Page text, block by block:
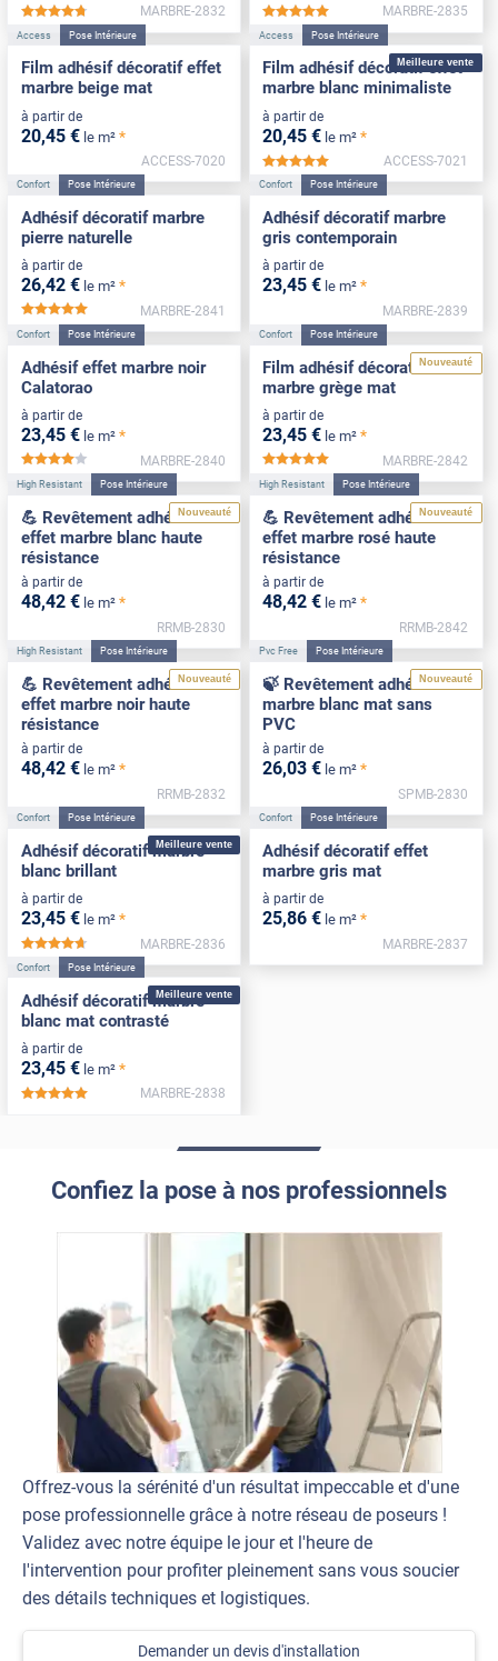
***** MARBRE-2832 MARBRE-2835
Access Pose Intérieure
Film adhésif décoratif effet
marbre beige mat
à partir de
20,45 € le m² *
ACCESS-7020
Meilleure vente
Access Pose Intérieure
Film adhésif décoratif effet
marbre blanc minimaliste
à partir de
20,45 € le m² *
ACCESS-7021
Confort Pose Intérieure
Adhésif décoratif marbre
pierre naturelle
à partir de
26,42 € le m² *
MARBRE-2841
Confort Pose Intérieure
Adhésif décoratif marbre
gris contemporain
à partir de
23,45 € le m² *
MARBRE-2839
Confort Pose Intérieure
Adhésif effet marbre noir
Calatorao
à partir de
23,45 € le m² *
*****
MARBRE-2840
Nouveauté
Confort Pose Intérieure
Film adhésif décoratif effet
marbre grège mat
à partir de
23,45 € le m² *
MARBRE-2842
Nouveauté
High Resistant Pose Intérieure
💪 Revêtement adhésif
effet marbre blanc haute
résistance
à partir de
48,42 € le m² *
RRMB-2830
Nouveauté
High Resistant Pose Intérieure
💪 Revêtement adhésif
effet marbre rosé haute
résistance
à partir de
48,42 € le m² *
RRMB-2842
Nouveauté
High Resistant Pose Intérieure
💪 Revêtement adhésif
effet marbre noir haute
résistance
à partir de
48,42 € le m² *
RRMB-2832
Nouveauté
Pvc Free Pose Intérieure
🍃 Revêtement adhésif
marbre blanc mat sans
PVC
à partir de
26,03 € le m² *
SPMB-2830
Meilleure vente
Confort Pose Intérieure
Adhésif décoratif marbre
blanc brillant
à partir de
23,45 € le m² *
*****
MARBRE-2836
Confort Pose Intérieure
Adhésif décoratif effet
marbre gris mat
à partir de
25,86 € le m² *
MARBRE-2837
Meilleure vente
Confort Pose Intérieure
Adhésif décoratif marbre
blanc mat contrasté
à partir de
23,45 € le m² *
*****
MARBRE-2838
Confiez la pose à nos professionnels
Offrez-vous la sérénité d'un résultat impeccable et d'une
pose professionnelle grâce à notre réseau de poseurs !
Validez avec notre équipe le jour et l'heure de
l'intervention pour profiter pleinement sans vous soucier
des détails techniques et logistiques.
Demander un devis d'installation